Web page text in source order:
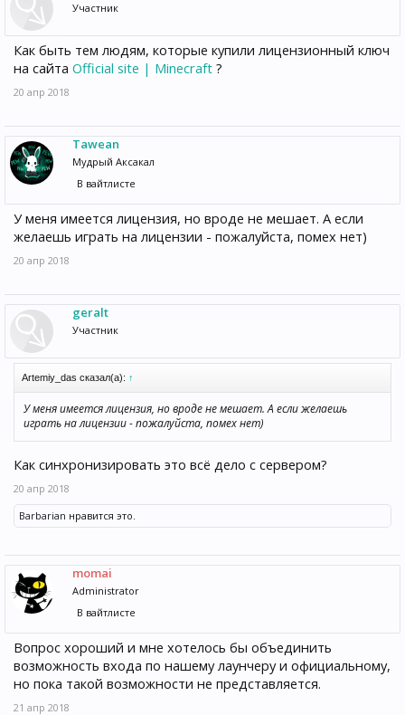
Участник
Как быть тем людям, которые купили лицензионный ключ
на сайта Official site | Minecraft ?
20 апр 2018
Tawean
Мудрый Аксакал
В вайтлисте
У меня имеется лицензия, но вроде не мешает. А если
желаешь играть на лицензии - пожалуйста, помех нет)
20 апр 2018
geralt
Участник
Artemiy_das сказал(а): ↑
У меня имеется лицензия, но вроде не мешает. А если желаешь
играть на лицензии - пожалуйста, помех нет)
Как синхронизировать это всё дело с сервером?
20 апр 2018
Barbarian нравится это.
momai
Administrator
В вайтлисте
Вопрос хороший и мне хотелось бы объединить
возможность входа по нашему лаунчеру и официальному,
но пока такой возможности не представляется.
21 апр 2018